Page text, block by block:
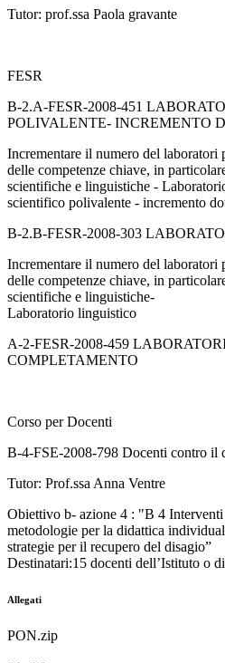
Tutor: prof.ssa Paola gravante
FESR
B-2.A-FESR-2008-451
POLIVALENTE- INCREMENTO
Incrementare il numero del laboratori
delle competenze chiave, in
scientifiche e linguistiche -
scientifico polivalente - incremento
B-2.B-FESR-2008-303
Incrementare il numero del laboratori
delle competenze chiave, in
scientifiche e linguistiche-
Laboratorio linguistico
A-2-FESR-2008-459
COMPLETAMENTO
Corso per Docenti
B-4-FSE-2008-798 Docenti contro il
Tutor: Prof.ssa Anna Ventre
Obiettivo b- azione 4 : "B 4
metodologie per la didattica
strategie per il recupero del disagio”
Destinatari:15 docenti dell’Istituto o
Allegati
PON.zip